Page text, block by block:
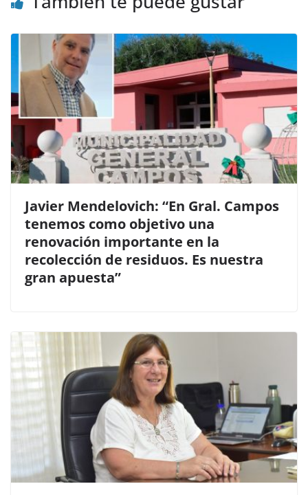
Javier Mendelovich: “En Gral. Campos
tenemos como objetivo una
renovación importante en la
recolección de residuos. Es nuestra
gran apuesta”